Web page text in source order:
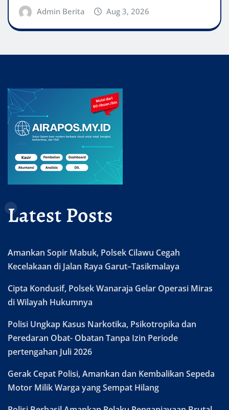
Admin Berita Aug 3, 2026
Latest Posts
Amankan Sopir Mabuk, Polsek Cilawu Cegah
Kecelakaan di Jalan Raya Garut–Tasikmalaya
Cipta Kondusif, Polsek Wanaraja Gelar Operasi Miras
di Wilayah Hukumnya
Polisi Ungkap Kasus Narkotika, Psikotropika dan
Peredaran Obat- Obatan Tanpa Izin Periode
pertengahan Juli 2026
Gerak Cepat Polisi, Amankan dan Kembalikan Sepeda
Motor Milik Warga yang Sempat Hilang